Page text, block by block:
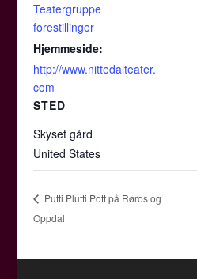
Teatergruppe
forestillinger
Hjemmeside:
http://www.nittedalteater.
com
STED
Skyset gård
United States
Putti Plutti Pott på Røros og
Oppdal